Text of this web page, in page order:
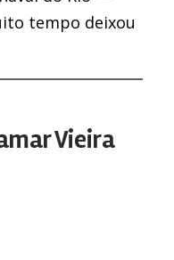
tempo deixou
Vieira